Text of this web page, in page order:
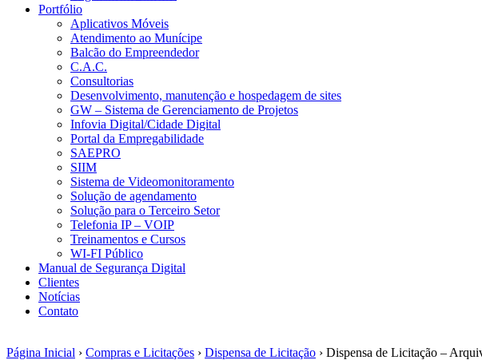
Portfólio
Aplicativos Móveis
Atendimento ao Munícipe
Balcão do Empreendedor
C.A.C.
Consultorias
Desenvolvimento, manutenção e hospedagem de sites
GW – Sistema de Gerenciamento de Projetos
Infovia Digital/Cidade Digital
Portal da Empregabilidade
SAEPRO
SIIM
Sistema de Videomonitoramento
Solução de agendamento
Solução para o Terceiro Setor
Telefonia IP – VOIP
Treinamentos e Cursos
WI-FI Público
Manual de Segurança Digital
Clientes
Notícias
Contato
Página Inicial › Compras e Licitações › Dispensa de Licitação › Dispensa de Licitação –